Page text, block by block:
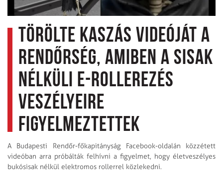
Törölte kaszás videóját a
rendőrség, amiben a sisak
nélküli e-rollerezés
veszélyeire
figyelmeztettek
A Budapesti Rendőr-főkapitányság Facebook-oldalán közzétett
videóban arra próbálták felhívni a figyelmet, hogy életveszélyes
bukósisak nélkül elektromos rollerrel közlekedni.